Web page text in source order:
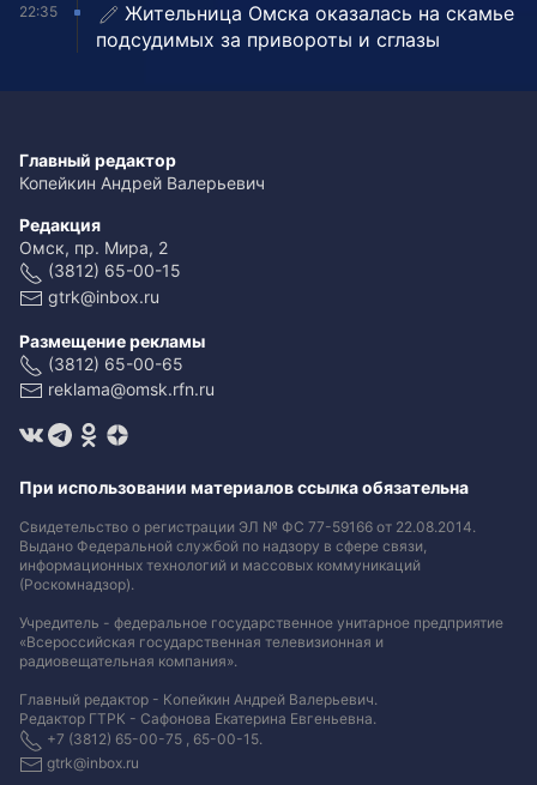
22:35
Жительница Омска оказалась на скамье
подсудимых за привороты и сглазы
Главный редактор
Копейкин Андрей Валерьевич
Редакция
Омск, пр. Мира, 2
(3812) 65-00-15
gtrk@inbox.ru
Размещение рекламы
(3812) 65-00-65
reklama@omsk.rfn.ru
При использовании материалов ссылка обязательна
Свидетельство о регистрации ЭЛ № ФС 77-59166 от 22.08.2014.
Выдано Федеральной службой по надзору в сфере связи,
информационных технологий и массовых коммуникаций
(Роскомнадзор).
Учредитель - федеральное государственное унитарное предприятие
«Всероссийская государственная телевизионная и
радиовещательная компания».
Главный редактор - Копейкин Андрей Валерьевич.
Редактор ГТРК - Сафонова Екатерина Евгеньевна.
+7 (3812) 65-00-75 , 65-00-15.
gtrk@inbox.ru